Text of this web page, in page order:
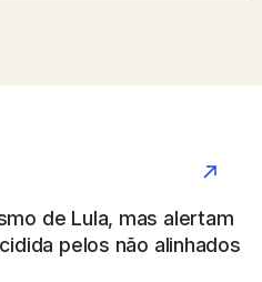
de Lula, mas alertam
pelos não alinhados